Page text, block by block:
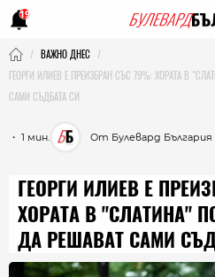
19
ВАЖНО ДНЕС
ГЕОРГИ ИЛИЕВ Е ПРЕИЗБРАН СЪС 79%: ХОРАТА В
САМИ СЪДБАТА СИ
・ 1 мин. От Булевард България
ГЕОРГИ ИЛИЕВ Е
ХОРАТА В "СЛАТИНА"
ДА РЕШАВАТ САМИ